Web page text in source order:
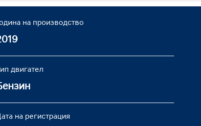
на производство
двигател
на регистрация